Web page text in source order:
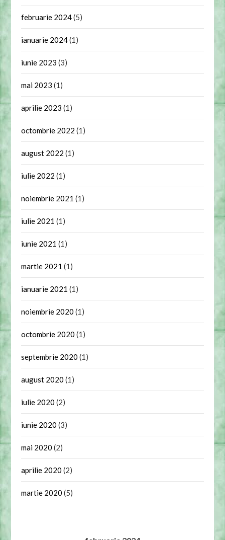
februarie 2024(5)
ianuarie 2024(1)
iunie 2023 (3)
mai 2023 (1)
aprilie 2023 (1)
octombrie 2022 (1)
august 2022 (1)
iulie 2022 (1)
noiembrie 2021 (1)
iulie 2021 (1)
iunie 2021 (1)
martie 2021 (1)
ianuarie 2021 (1)
noiembrie 2020 (1)
octombrie 2020 (1)
septembrie 2020 (1)
august 2020 (1)
iulie 2020 (2)
iunie 2020 (3)
mai 2020 (2)
aprilie 2020 (2)
martie 2020 (5)